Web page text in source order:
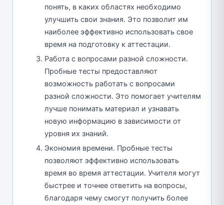
понять, в каких областях необходимо
улучшить свои знания. Это позволит им
наиболее эффективно использовать свое
время на подготовку к аттестации.
Работа с вопросами разной сложности.
Пробные тесты предоставляют
возможность работать с вопросами
разной сложности. Это помогает учителям
лучше понимать материал и узнавать
новую информацию в зависимости от
уровня их знаний.
Экономия времени. Пробные тесты
позволяют эффективно использовать
время во время аттестации. Учителя могут
быстрее и точнее ответить на вопросы,
благодаря чему смогут получить более